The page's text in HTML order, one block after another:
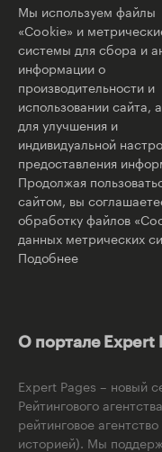
Мы используем файлы
«Cookie» и
системы для сбора и
информации о
производительности и
использовании сайта,
для улучшения и
индивидуальной
предоставления
Продолжая
сайтом, вы
обработку файлов
данных метрических
Подобнее
О портале Expert
Expert Pages – новый
Рейтингового
рейтинговое
историей). Мы